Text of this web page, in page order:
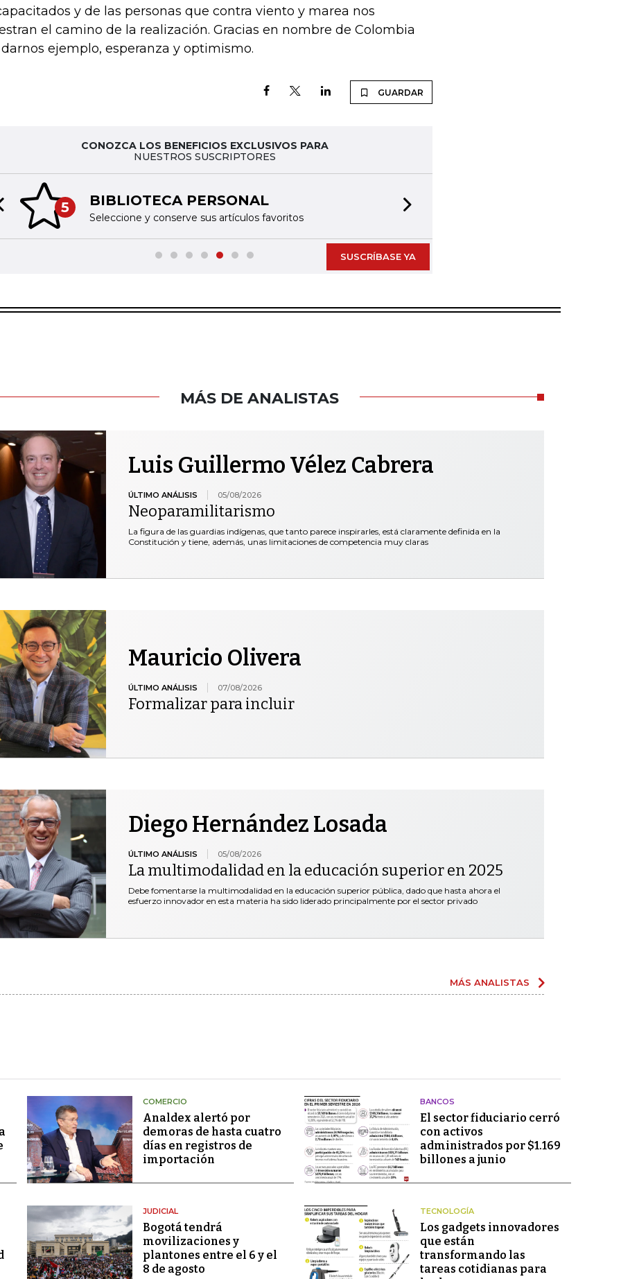
y de las personas que contra viento y marea nos
el camino de la realización. Gracias en nombre de Colombia
ejemplo, esperanza y optimismo.
GUARDAR
CONOZCA LOS BENEFICIOS EXCLUSIVOS PARA
NUESTROS SUSCRIPTORES
5 BIBLIOTECA PERSONAL
Seleccione y conserve sus artículos favoritos
slide
SUSCRÍBASE YA
MÁS DE ANALISTAS
Luis Guillermo Vélez Cabrera
ÚLTIMO ANÁLISIS 05/08/2026
Neoparamilitarismo
La figura de las guardias indígenas, que tanto parece inspirarles, está claramente definida en la
Constitución y tiene, además, unas limitaciones de competencia muy claras
Mauricio Olivera
ÚLTIMO ANÁLISIS 07/08/2026
Formalizar para incluir
Diego Hernández Losada
ÚLTIMO ANÁLISIS 05/08/2026
La multimodalidad en la educación superior en 2025
Debe fomentarse la multimodalidad en la educación superior pública, dado que hasta ahora el
esfuerzo innovador en esta materia ha sido liderado principalmente por el sector privado
MÁS ANALISTAS
COMERCIO
Analdex alertó por
demoras de hasta cuatro
días en registros de
importación
BANCOS
El sector fiduciario cerró
con activos
administrados por $1.169
billones a junio
JUDICIAL
Bogotá tendrá
movilizaciones y
plantones entre el 6 y el
8 de agosto
TECNOLOGÍA
Los gadgets innovadores
que están
transformando las
tareas cotidianas para